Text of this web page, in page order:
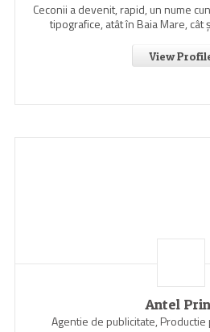
Ceconii a devenit, rapid, un nume
tipografice, atât în Baia Mare,
View
Antel
Agentie de publicitate, Productie